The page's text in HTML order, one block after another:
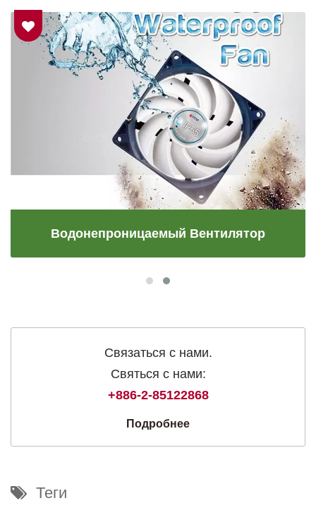
Водонепроницаемый Вентилятор
Связаться с нами.
Святься с нами:
+886-2-85122868
Подробнее
Теги